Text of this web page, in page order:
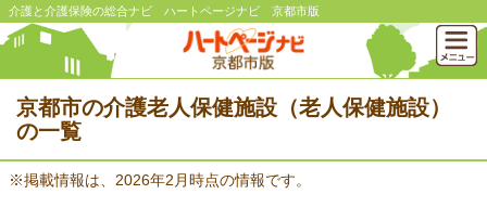
介護と介護保険の総合ナビ ハートページナビ 京都市版
京都市の介護老人保健施設（老人保健施設）
の一覧
※掲載情報は、2026年2月時点の情報です。